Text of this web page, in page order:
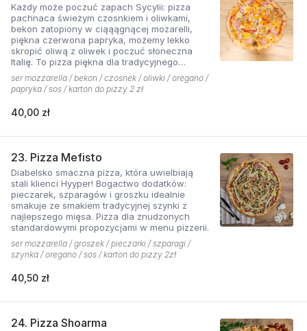
Każdy może poczuć zapach Sycylii: pizza
pachnaca świeżym czosnkiem i oliwkami,
bekon zatopiony w ciąąągnącej mozarelli,
piękna czerwona papryka, możemy lekko
skropić oliwą z oliwek i poczuć słoneczna
Italię. To pizza piękna dla tradycyjnego
podniebienia
ser mozzarella / bekon / czosnek / oliwki / oregano /
papryka / sos / karton do pizzy 2 zł
40,00 zł
23. Pizza Mefisto
Diabelsko smaczna pizza, która uwielbiają
stali klienci Hyyper! Bogactwo dodatków:
pieczarek, szparagów i groszku idealnie
smakuje ze smakiem tradycyjnej szynki z
najlepszego mięsa. Pizza dla znudzonych
standardowymi propozycjami w menu pizzerii.
ser mozzarella / groszek / pieczarki / szparagi /
szynka / oregano / sos / karton do pizzy 2zł
40,50 zł
24. Pizza Shoarma